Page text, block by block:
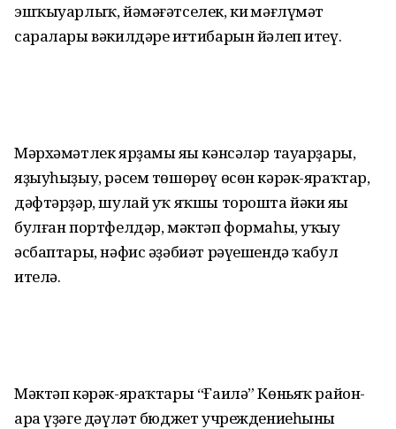
эшҡыуарлыҡ, йәмәғәтселек, киң мәғлүмәт
саралары вәкилдәре иғтибарын йәлеп итеү.
Мәрхәмәтлек ярҙамы яңы кәнсәләр тауарҙары,
яҙыуһыҙыу, рәсем төшөрөү өсөн кәрәк-яраҡтар,
дәфтәрҙәр, шулай уҡ яҡшы торошта йәки яңы
булған портфелдәр, мәктәп формаһы, уҡыу
әсбаптары, нәфис әҙәбиәт рәүешендә ҡабул
ителә.
Мәктәп кәрәк-яраҡтары “Ғаилә” Көньяҡ район-
ара үҙәге дәүләт бюджет учреждениеһының